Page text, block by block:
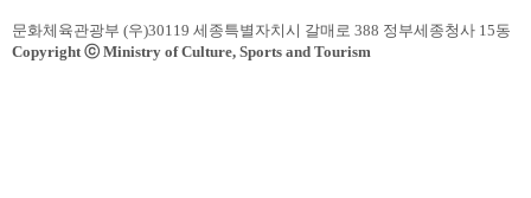
문화체육관광부 (우)30119 세종특별자치시 갈매로 388 정부세종청사 15동
Copyright ⓒ Ministry of Culture, Sports and Tourism